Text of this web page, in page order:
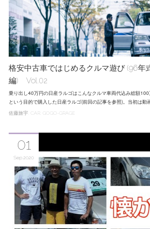
格安中古車ではじめるクルマ遊び (96年
編) Vol.02
乗り出し40万円の日産ラルゴはこんなクルマ車両代込み総額
という目的で購入した日産ラルゴ(前回の記事を参照)。当初は
佐藤旅宇 CAR GOGO-GRAGE
01
Sep2020